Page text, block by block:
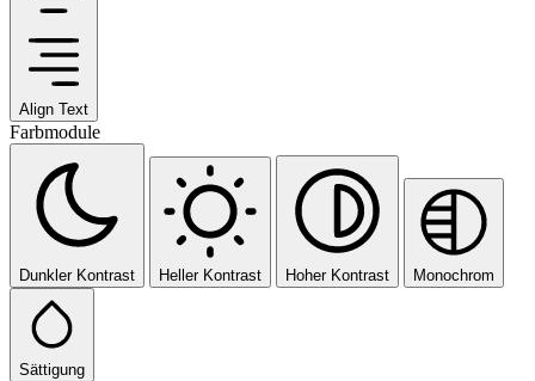
Align Text
Farbmodule
Dunkler Kontrast Heller Kontrast Hoher Kontrast Monochrom
Sättigung